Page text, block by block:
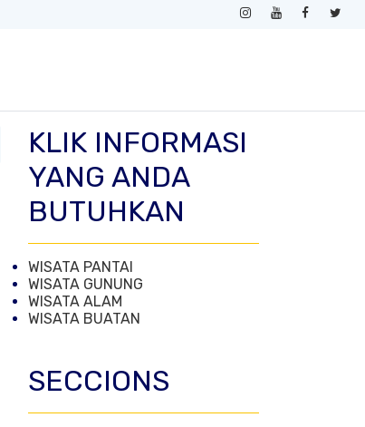
KLIK INFORMASI
YANG ANDA
BUTUHKAN
WISATA PANTAI
WISATA GUNUNG
WISATA ALAM
WISATA BUATAN
SECCIONS